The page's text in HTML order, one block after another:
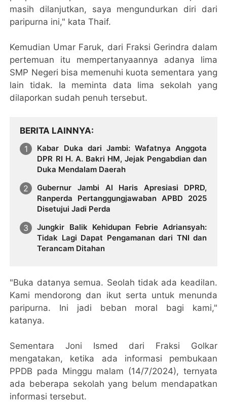
masih dilanjutkan, saya mengundurkan diri dari
paripurna ini," kata Thaif.
Kemudian Umar Faruk, dari Fraksi Gerindra dalam
pertemuan itu mempertanyaannya adanya lima
SMP Negeri bisa memenuhi kuota sementara yang
lain tidak. Ia meminta data lima sekolah yang
dilaporkan sudah penuh tersebut.
BERITA LAINNYA
Kabar Duka dari Jambi: Wafatnya Anggota
DPR RI H. A. Bakri HM, Jejak Pengabdian dan
Duka Mendalam Daerah
Gubernur Jambi Al Haris Apresiasi DPRD,
Ranperda Pertanggungjawaban APBD 2025
Disetujui Jadi Perda
Jungkir Balik Kehidupan Febrie Adriansyah:
Tidak Lagi Dapat Pengamanan dari TNI dan
Terancam Ditahan
"Buka datanya semua. Seolah tidak ada keadilan.
Kami mendorong dan ikut serta untuk menunda
paripurna. Ini jadi beban moral bagi kami,"
katanya.
Sementara Joni Ismed dari Fraksi Golkar
mengatakan, ketika ada informasi pembukaan
PPDB pada Minggu malam (14/7/2024), ternyata
ada beberapa sekolah yang belum mendapatkan
informasi tersebut.